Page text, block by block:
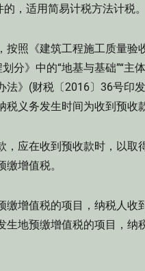
，适用简易计税方法计税。
照《建筑工程施工质量验
分》中的“地基与基础”“主
》(财税〔2016〕36号印
义务发生时间为收到预收款
，应在收到预收款时，以取
增值税。
缴增值税的项目，纳税人收
生地预缴增值税的项目，纳